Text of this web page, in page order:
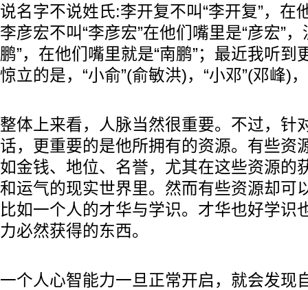
说名字不说姓氏:李开复不叫“李开复”，在
李彦宏不叫“李彦宏”在他们嘴里是“彦宏”
鹏”，在他们嘴里就是“南鹏”；最近我听到
惊立的是，“小俞”(俞敏洪)，“小邓”(邓峰)
整体上来看，人脉当然很重要。不过，针
话，更重要的是他所拥有的资源。有些资
如金钱、地位、名誉，尤其在这些资源的
和运气的现实世界里。然而有些资源却可
比如一个人的才华与学识。才华也好学识
力必然获得的东西。
一个人心智能力一旦正常开启，就会发现